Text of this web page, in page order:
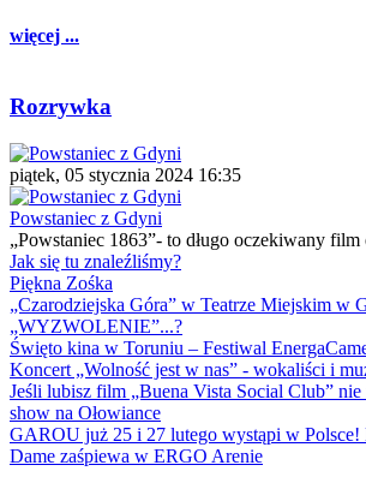
więcej ...
Rozrywka
piątek, 05 stycznia 2024 16:35
Powstaniec z Gdyni
„Powstaniec 1863”- to długo oczekiwany
Jak się tu znaleźliśmy?
Piękna Zośka
„Czarodziejska Góra” w Teatrze Miejskim w
„WYZWOLENIE”...?
Święto kina w Toruniu – Festiwal
Koncert „Wolność jest w nas” - wokaliści i
Jeśli lubisz film „Buena Vista Social Club” nie
show na Ołowiance
GAROU już 25 i 27 lutego wystąpi w
Dame zaśpiewa w ERGO Arenie